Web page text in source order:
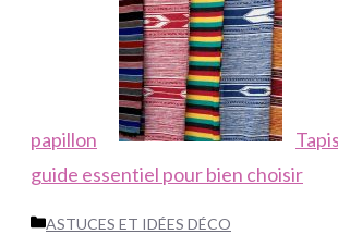
papillon
guide essentiel pour bien choisir
Catégories
ASTUCES ET IDÉES DÉCO